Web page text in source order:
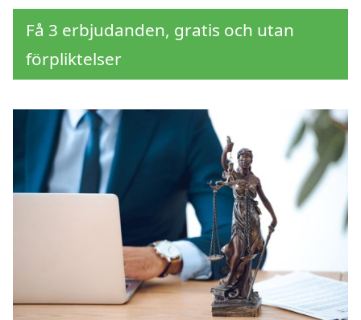
Få 3 erbjudanden, gratis och utan
förpliktelser